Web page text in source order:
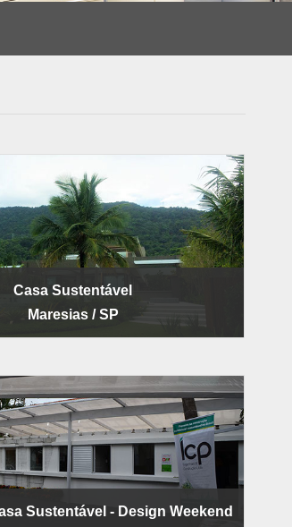
Casa Sustentável
Maresias / SP
Sustentável - Design Weekend